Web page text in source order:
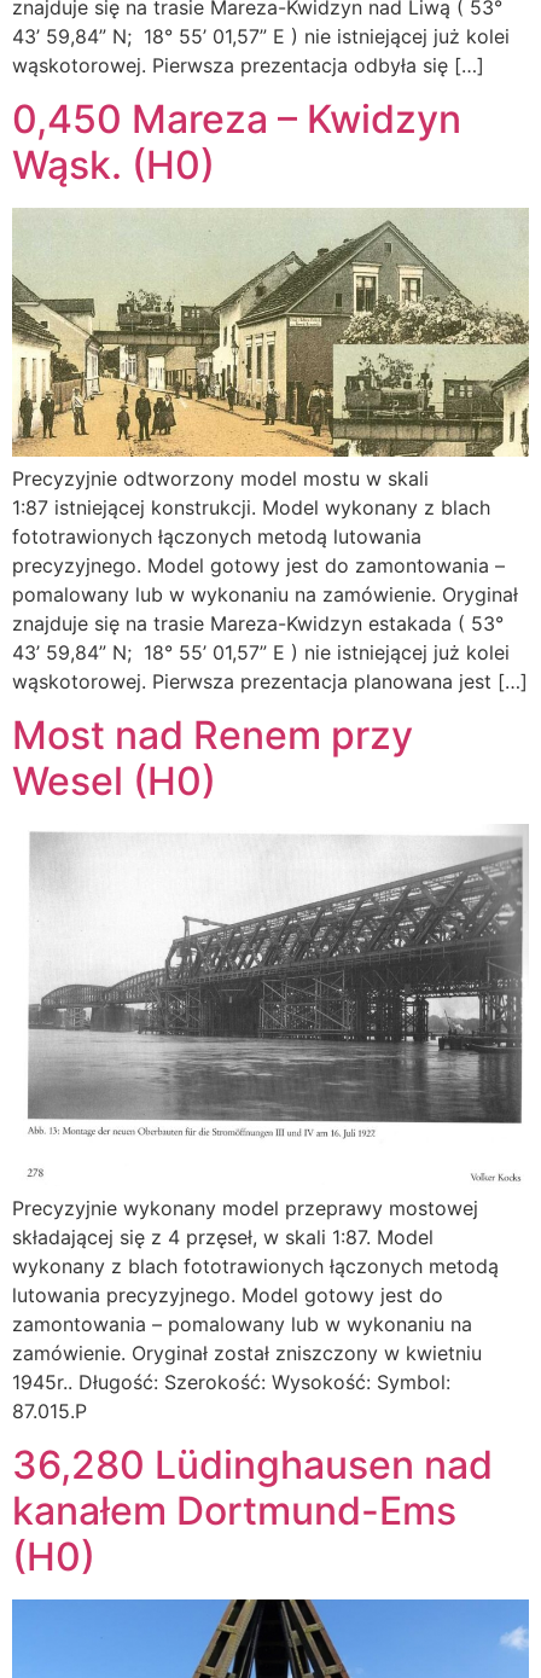
znajduje się na trasie Mareza-Kwidzyn nad Liwą ( 53°
43’ 59,84” N; 18° 55’ 01,57” E ) nie istniejącej już kolei
wąskotorowej. Pierwsza prezentacja odbyła się […]
0,450 Mareza – Kwidzyn
Wąsk. (H0)
Precyzyjnie odtworzony model mostu w skali
1:87 istniejącej konstrukcji. Model wykonany z blach
fototrawionych łączonych metodą lutowania
precyzyjnego. Model gotowy jest do zamontowania –
pomalowany lub w wykonaniu na zamówienie. Oryginał
znajduje się na trasie Mareza-Kwidzyn estakada ( 53°
43’ 59,84” N; 18° 55’ 01,57” E ) nie istniejącej już kolei
wąskotorowej. Pierwsza prezentacja planowana jest […]
Most nad Renem przy
Wesel (H0)
Precyzyjnie wykonany model przeprawy mostowej
składającej się z 4 przęseł, w skali 1:87. Model
wykonany z blach fototrawionych łączonych metodą
lutowania precyzyjnego. Model gotowy jest do
zamontowania – pomalowany lub w wykonaniu na
zamówienie. Oryginał został zniszczony w kwietniu
1945r.. Długość: Szerokość: Wysokość: Symbol:
87.015.P
36,280 Lüdinghausen nad
kanałem Dortmund-Ems
(H0)